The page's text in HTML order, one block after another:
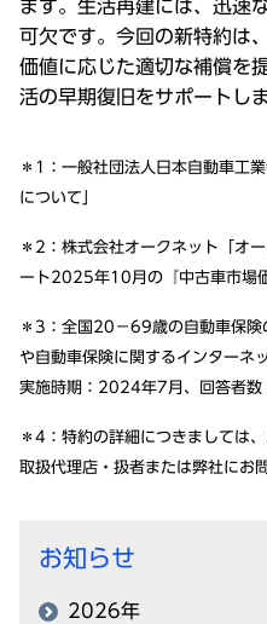
ます。生活再建には、迅速
可欠です。今回の新特約は
価値に応じた適切な補償を
活の早期復旧をサポートしま
＊1：一般社団法人日本自動車工
について」
＊2：株式会社オークネット「オ
ート2025年10月の『中古車市場
＊3：全国20－69歳の自動車保険
や自動車保険に関するインターネ
実施時期：2024年7月、回答者
＊4：特約の詳細につきましては
取扱代理店・扱者または弊社にお
お知らせ
2026年